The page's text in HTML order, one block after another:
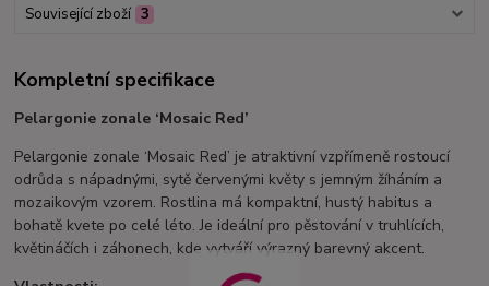
Související zboží 3
Kompletní specifikace
Pelargonie zonale ‘Mosaic Red’
Pelargonie zonale ‘Mosaic Red’ je atraktivní vzpřímeně rostoucí
odrůda s nápadnými, sytě červenými květy s jemným žíháním a
mozaikovým vzorem. Rostlina má kompaktní, hustý habitus a
bohatě kvete po celé léto. Je ideální pro pěstování v truhlících,
květináčích i záhonech, kde vytváří výrazný barevný akcent.